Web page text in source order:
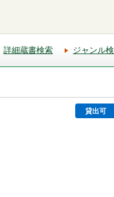
詳細蔵書検索 ジャンル
貸出可